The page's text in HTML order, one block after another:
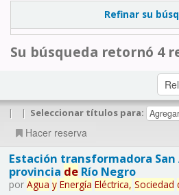
Refinar su
Su búsqueda retornó 4
| | Seleccionar títulos para:
Hacer reserva
Estación transformadora
provincia deRío Negro
por Agua y Energía Eléctrica, Sociedad